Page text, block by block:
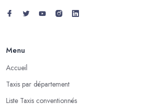
Menu
Accueil
Taxis par département
Liste Taxis conventionnés